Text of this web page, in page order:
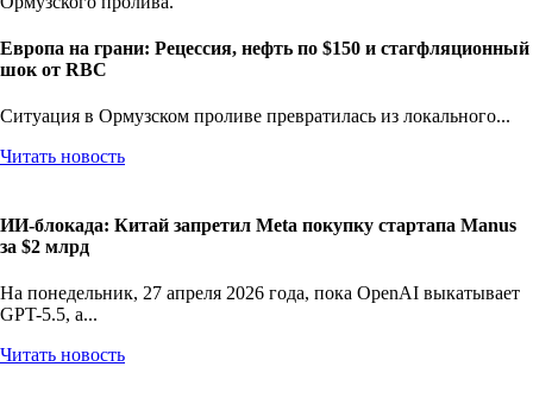
Европа на грани: Рецессия, нефть по $150 и стагфляционный
шок от RBC
Ситуация в Ормузском проливе превратилась из локального...
Читать новость
ИИ-блокада: Китай запретил Meta покупку стартапа Manus
за $2 млрд
На понедельник, 27 апреля 2026 года, пока OpenAI выкатывает
GPT-5.5, а...
Читать новость